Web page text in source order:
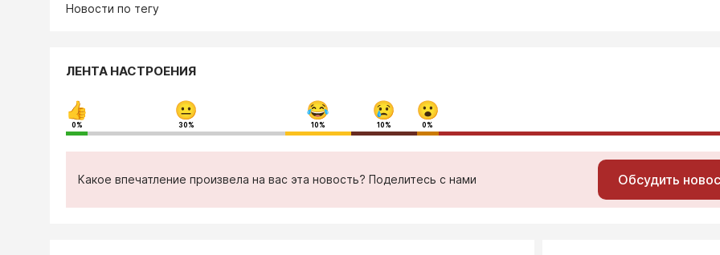
Новости по тегу
ЛЕНТА НАСТРОЕНИЯ
0% 30% 10% 10% 0%
Какое впечатление произвела на вас эта новость? Поделитесь с нами Обсудить